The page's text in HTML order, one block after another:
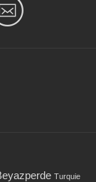
Turquie